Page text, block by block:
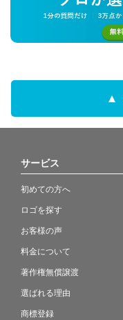
サービス
初めての方へ
ロゴを探す
お客様の声
料金について
著作権無償譲渡
選ばれる理由
商標登録